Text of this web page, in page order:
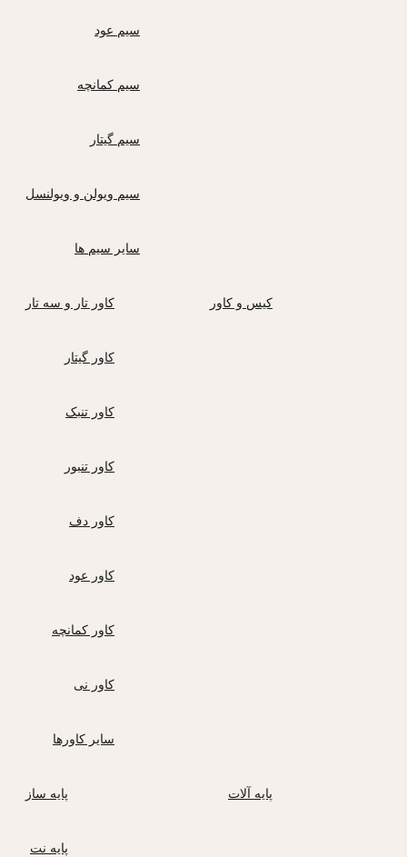
سیم عود
سیم کمانچه
سیم گیتار
سیم ویولن و ویولنسل
سایر سیم ها
کیس و کاور کاور تار و سه تار
کاور گیتار
کاور تنبک
کاور تنبور
کاور دف
کاور عود
کاور کمانچه
کاور نی
سایر کاورها
پایه آلات پایه ساز
پایه نت